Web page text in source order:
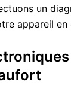
un
appareil en